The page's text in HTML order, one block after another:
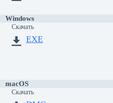
Windows
Скачать
EXE
macOS
Скачать